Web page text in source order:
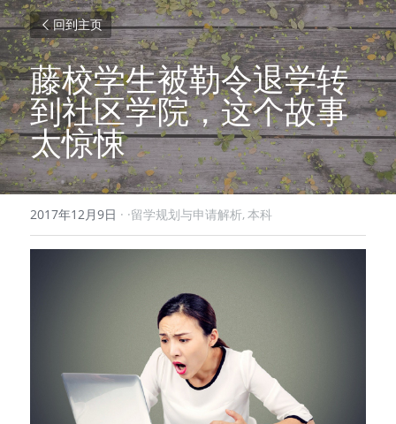
回到主页
藤校学生被勒令退学转
到社区学院，这个故事
太惊悚
2017年12月9日 · ·留学规划与申请解析,本科